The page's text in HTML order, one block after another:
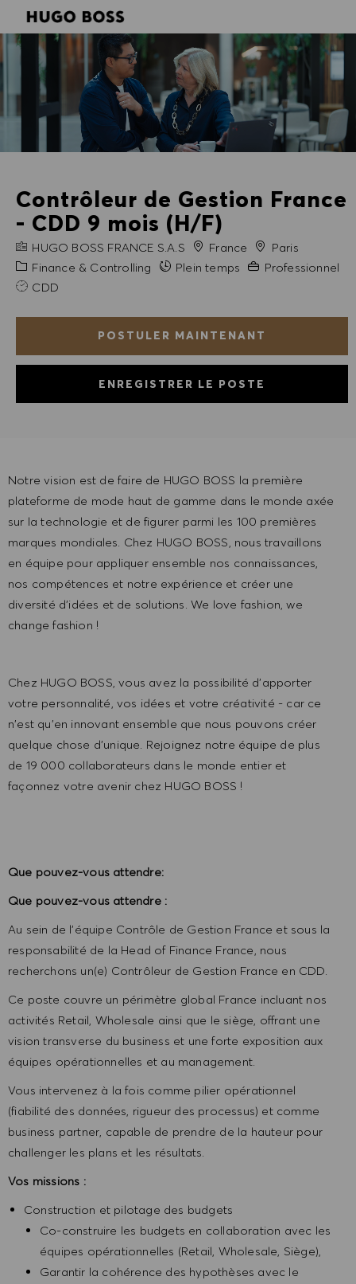
Contrôleur de Gestion France
- CDD 9 mois (H/F)
NOM DE L'ENTREPRISE
HUGO BOSS FRANCE S.A.S France VilleParis
Catégorie
Finance & Controlling Plein temps Expérience requise
Professionnel
CDD
POSTULER MAINTENANT
ENREGISTRER LE POSTE
Notre vision est de faire de HUGO BOSS la première
plateforme de mode haut de gamme dans le monde axée
sur la technologie et de figurer parmi les 100 premières
marques mondiales. Chez HUGO BOSS, nous travaillons
en équipe pour appliquer ensemble nos connaissances,
nos compétences et notre expérience et créer une
diversité d'idées et de solutions. We love fashion, we
change fashion !
Chez HUGO BOSS, vous avez la possibilité d'apporter
votre personnalité, vos idées et votre créativité - car ce
n'est qu'en innovant ensemble que nous pouvons créer
quelque chose d'unique. Rejoignez notre équipe de plus
de 19 000 collaborateurs dans le monde entier et
façonnez votre avenir chez HUGO BOSS !
Que pouvez-vous attendre:
Que pouvez-vous attendre :
Au sein de l’équipe Contrôle de Gestion France et sous la
responsabilité de la Head of Finance France, nous
recherchons un(e) Contrôleur de Gestion France en CDD.
Ce poste couvre un périmètre global France incluant nos
activités Retail, Wholesale ainsi que le siège, offrant une
vision transverse du business et une forte exposition aux
équipes opérationnelles et au management.
Vous intervenez à la fois comme pilier opérationnel
(fiabilité des données, rigueur des processus) et comme
business partner, capable de prendre de la hauteur pour
challenger les plans et les résultats.
Vos missions :
Construction et pilotage des budgets
Co-construire les budgets en collaboration avec les
équipes opérationnelles (Retail, Wholesale, Siège),
Garantir la cohérence des hypothèses avec le